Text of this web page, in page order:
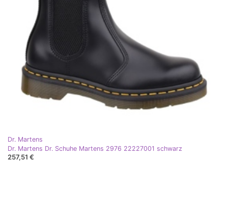
Dr. Martens
Dr. Martens Dr. Schuhe Martens 2976 22227001 schwarz
257,51 €